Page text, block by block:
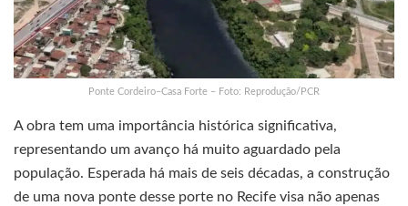
Ponte Cordeiro–Casa Forte – Foto: Reprodução/PCR
A obra tem uma importância histórica significativa,
representando um avanço há muito aguardado pela
população. Esperada há mais de seis décadas, a construção
de uma nova ponte desse porte no Recife visa não apenas